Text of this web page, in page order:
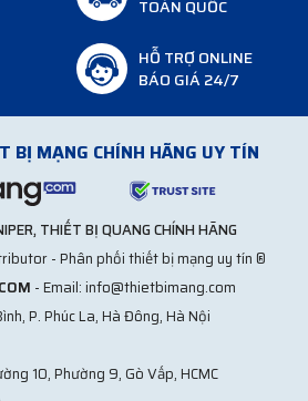
TOÀN QUỐC
HỖ TRỢ ONLINE
BÁO GIÁ 24/7
BỊ MẠNG CHÍNH HÃNG UY TÍN
THIẾT BỊ QUANG CHÍNH HÃNG
- Phân phối thiết bị mạng uy tín ®
- Email: info@thietbimang.com
P. Phúc La, Hà Đông, Hà Nội
10, Phường 9, Gò Vấp, HCMC